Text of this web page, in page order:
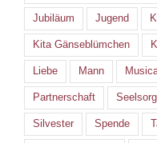
Jubiläum Jugend
Kita Gänseblümchen
Liebe Mann
Partnerschaft
Silvester Spende